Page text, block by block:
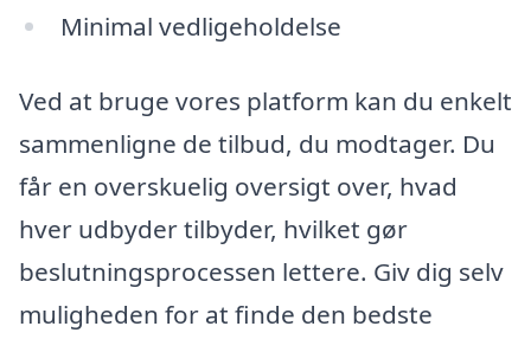
Minimal vedligeholdelse
Ved at bruge vores platform kan du enkelt
sammenligne de tilbud, du modtager. Du
får en overskuelig oversigt over, hvad
hver udbyder tilbyder, hvilket gør
beslutningsprocessen lettere. Giv dig selv
muligheden for at finde den bedste